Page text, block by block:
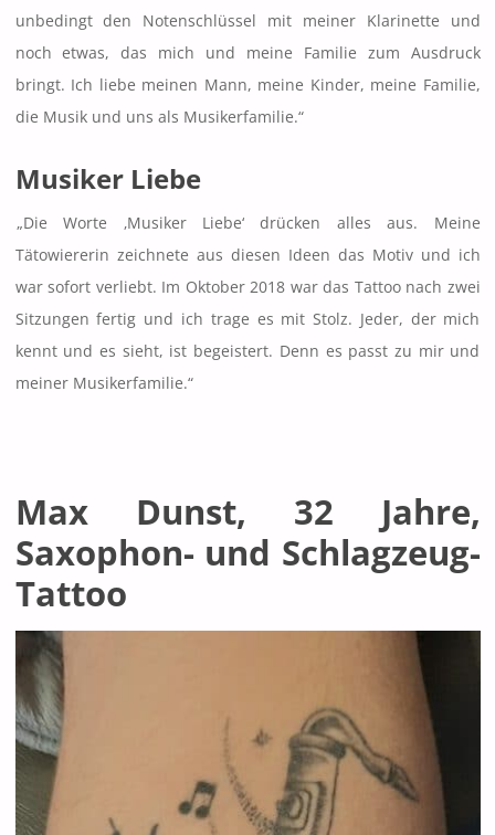
unbedingt den Notenschlüssel mit meiner Klarinette und
noch etwas, das mich und meine Familie zum Ausdruck
bringt. Ich liebe meinen Mann, meine Kinder, meine Familie,
die Musik und uns als Musikerfamilie.“
Musiker Liebe
„Die Worte ‚Musiker Liebe‘ drücken alles aus. Meine
Tätowiererin zeichnete aus diesen Ideen das Motiv und ich
war sofort verliebt. Im Oktober 2018 war das Tattoo nach zwei
Sitzungen fertig und ich trage es mit Stolz. Jeder, der mich
kennt und es sieht, ist begeistert. Denn es passt zu mir und
meiner Musikerfamilie.“
Max Dunst, 32 Jahre,
Saxophon- und Schlagzeug-
Tattoo